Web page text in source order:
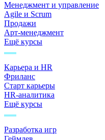
Менеджмент и управление
Agile и Scrum
Продажи
Арт-менеджмент
Ещё курсы
Карьера и HR
Фриланс
Старт карьеры
HR-аналитика
Ещё курсы
Разработка игр